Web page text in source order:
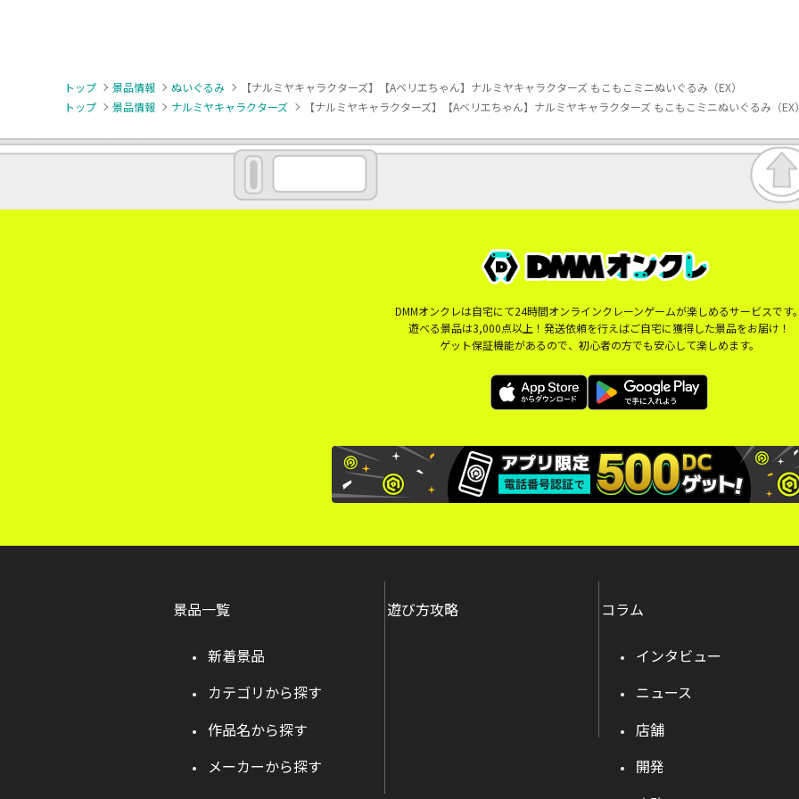
トップ 景品情報 ぬいぐるみ
【ナルミヤキャラクターズ】【Aベリエちゃん】ナルミヤキャラクターズ もこもこミニぬいぐるみ（EX）
トップ
景品情報 ナルミヤキャラクターズ 【ナルミヤキャラクターズ】【Aベリエちゃん】ナルミヤキャラクターズ もこもこミニぬいぐるみ（EX
DMMオンクレは自宅にて24時間オンラインクレーンゲームが楽しめるサービスです
遊べる景品は3,000点以上！発送依頼を行えばご自宅に獲得した景品をお届け！
ゲット保証機能があるので、初心者の方でも安心して楽しめます。
景品一覧
新着景品
カテゴリから探す
作品名から探す
メーカーから探す
遊び方攻略 コラム
インタビュー
ニュース
店舗
開発